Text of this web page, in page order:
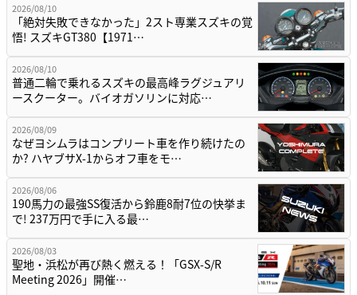
2026/08/10
「絶対失敗できなかった」2スト専業スズキの覚
悟! スズキGT380【1971…
2026/08/10
普通二輪で乗れるスズキの最高峰ラグジュアリ
ースクーター。バイオガソリンに対応…
2026/08/09
なぜヨシムラはコンプリート車を作り続けたの
か? ハヤブサX-1からオフ車をモ…
2026/08/06
190馬力の最強SS復活から鈴鹿8耐7位の快挙ま
で! 237万円で手に入る最…
2026/08/03
聖地・浜松が再び熱く燃える！「GSX-S/R
Meeting 2026」開催…